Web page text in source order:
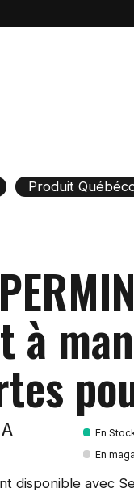
Produit
à
En
En
disponible avec